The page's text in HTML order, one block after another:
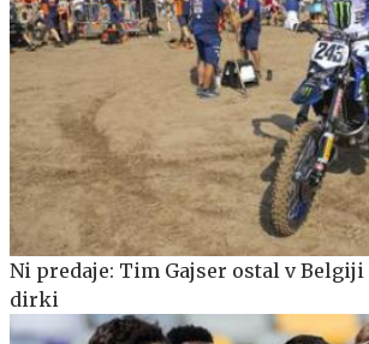
Ni predaje: Tim Gajser ostal v
dirki